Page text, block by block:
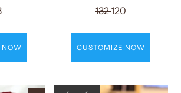
NOW
132120
CUSTOMIZE NOW